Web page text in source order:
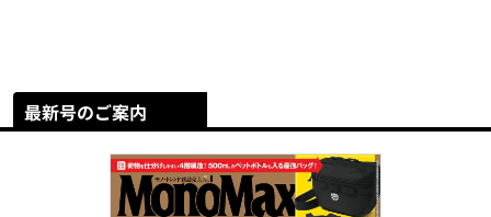
最新号のご案内